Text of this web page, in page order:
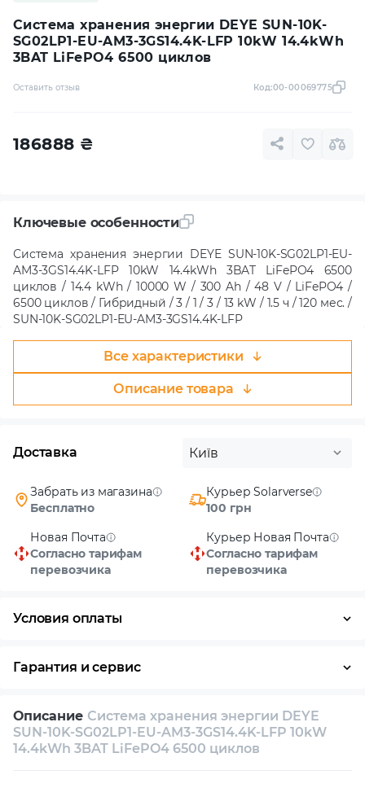
Система хранения энергии DEYE SUN-10K-
SG02LP1-EU-AM3-3GS14.4K-LFP 10kW 14.4kWh
3BAT LiFePO4 6500 циклов
Оставить отзыв Код:00-00069775
186888 ₴
Ключевые особенности
Система хранения энергии DEYE SUN-10K-SG02LP1-EU-
AM3-3GS14.4K-LFP 10kW 14.4kWh 3BAT LiFePO4 6500
циклов / 14.4 kWh / 10000 W / 300 Ah / 48 V / LiFePO4 /
6500 циклов / Гибридный / 3 / 1 / 3 / 13 kW / 1.5 ч / 120 мес. /
SUN-10K-SG02LP1-EU-AM3-3GS14.4K-LFP
Все характеристики
Описание товара
Доставка Київ
Забрать из магазина
Бесплатно
Курьер Solarverse
100 грн
Новая Почта
Согласно тарифам
перевозчика
Курьер Новая Почта
Согласно тарифам
перевозчика
Условия оплаты
Гарантия и сервис
Собственный сервисный центр
Техническая поддержка Консультация
Описание Система хранения энергии DEYE
SUN-10K-SG02LP1-EU-AM3-3GS14.4K-LFP 10kW
14.4kWh 3BAT LiFePO4 6500 циклов